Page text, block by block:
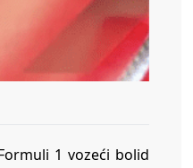
1 vozeći bolid